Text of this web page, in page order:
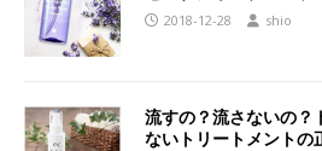
2018-12-28 shio
流すの？流さないの？
ないトリートメントの